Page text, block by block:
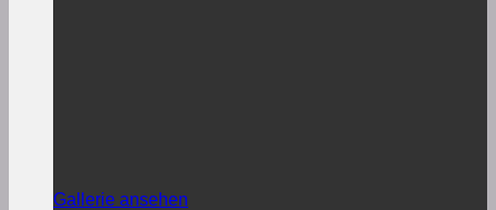
Gallerie ansehen